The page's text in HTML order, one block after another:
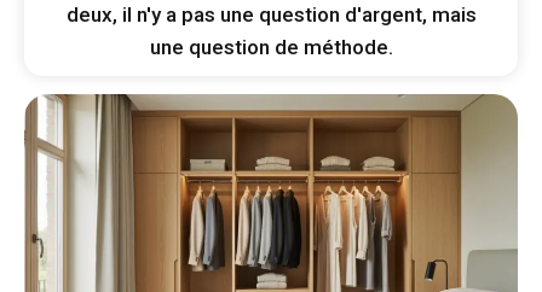
deux, il n'y a pas une question d'argent, mais
une question de méthode.